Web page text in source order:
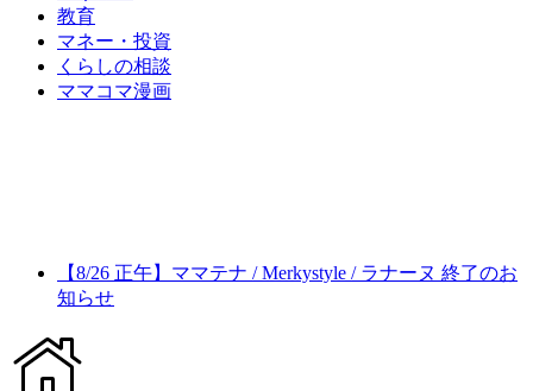
教育
マネー・投資
くらしの相談
ママコマ漫画
【8/26 正午】ママテナ / Merkystyle / ラナーヌ 終了のお
知らせ